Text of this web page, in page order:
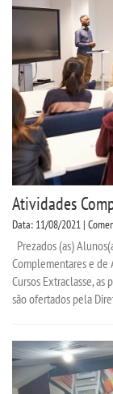
Atividades
Data: 11/08/2021 |
Prezados (as)
Complementares e de
Cursos Extraclasse, as
são ofertados pela